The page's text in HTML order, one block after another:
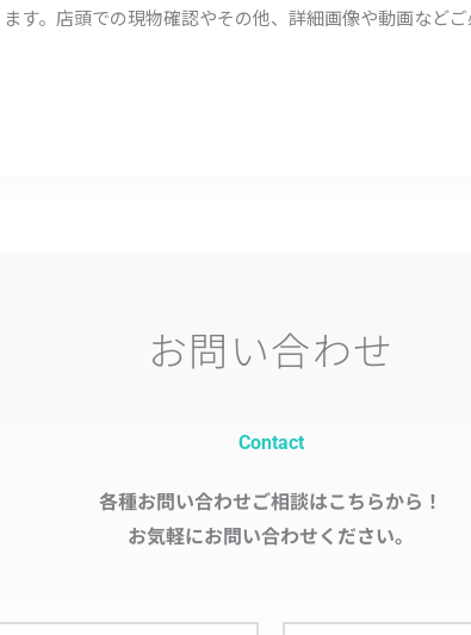
す。店頭での現物確認やその他、詳細画像や動画など
お問い合わせ
Contact
各種お問い合わせご相談はこちらから！
お気軽にお問い合わせください。